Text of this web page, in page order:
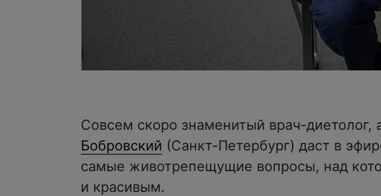
Совсем скоро знаменитый врач-
Бобровский (Санкт-Петербург) даст в
самые животрепещущие вопросы, над
и красивым.